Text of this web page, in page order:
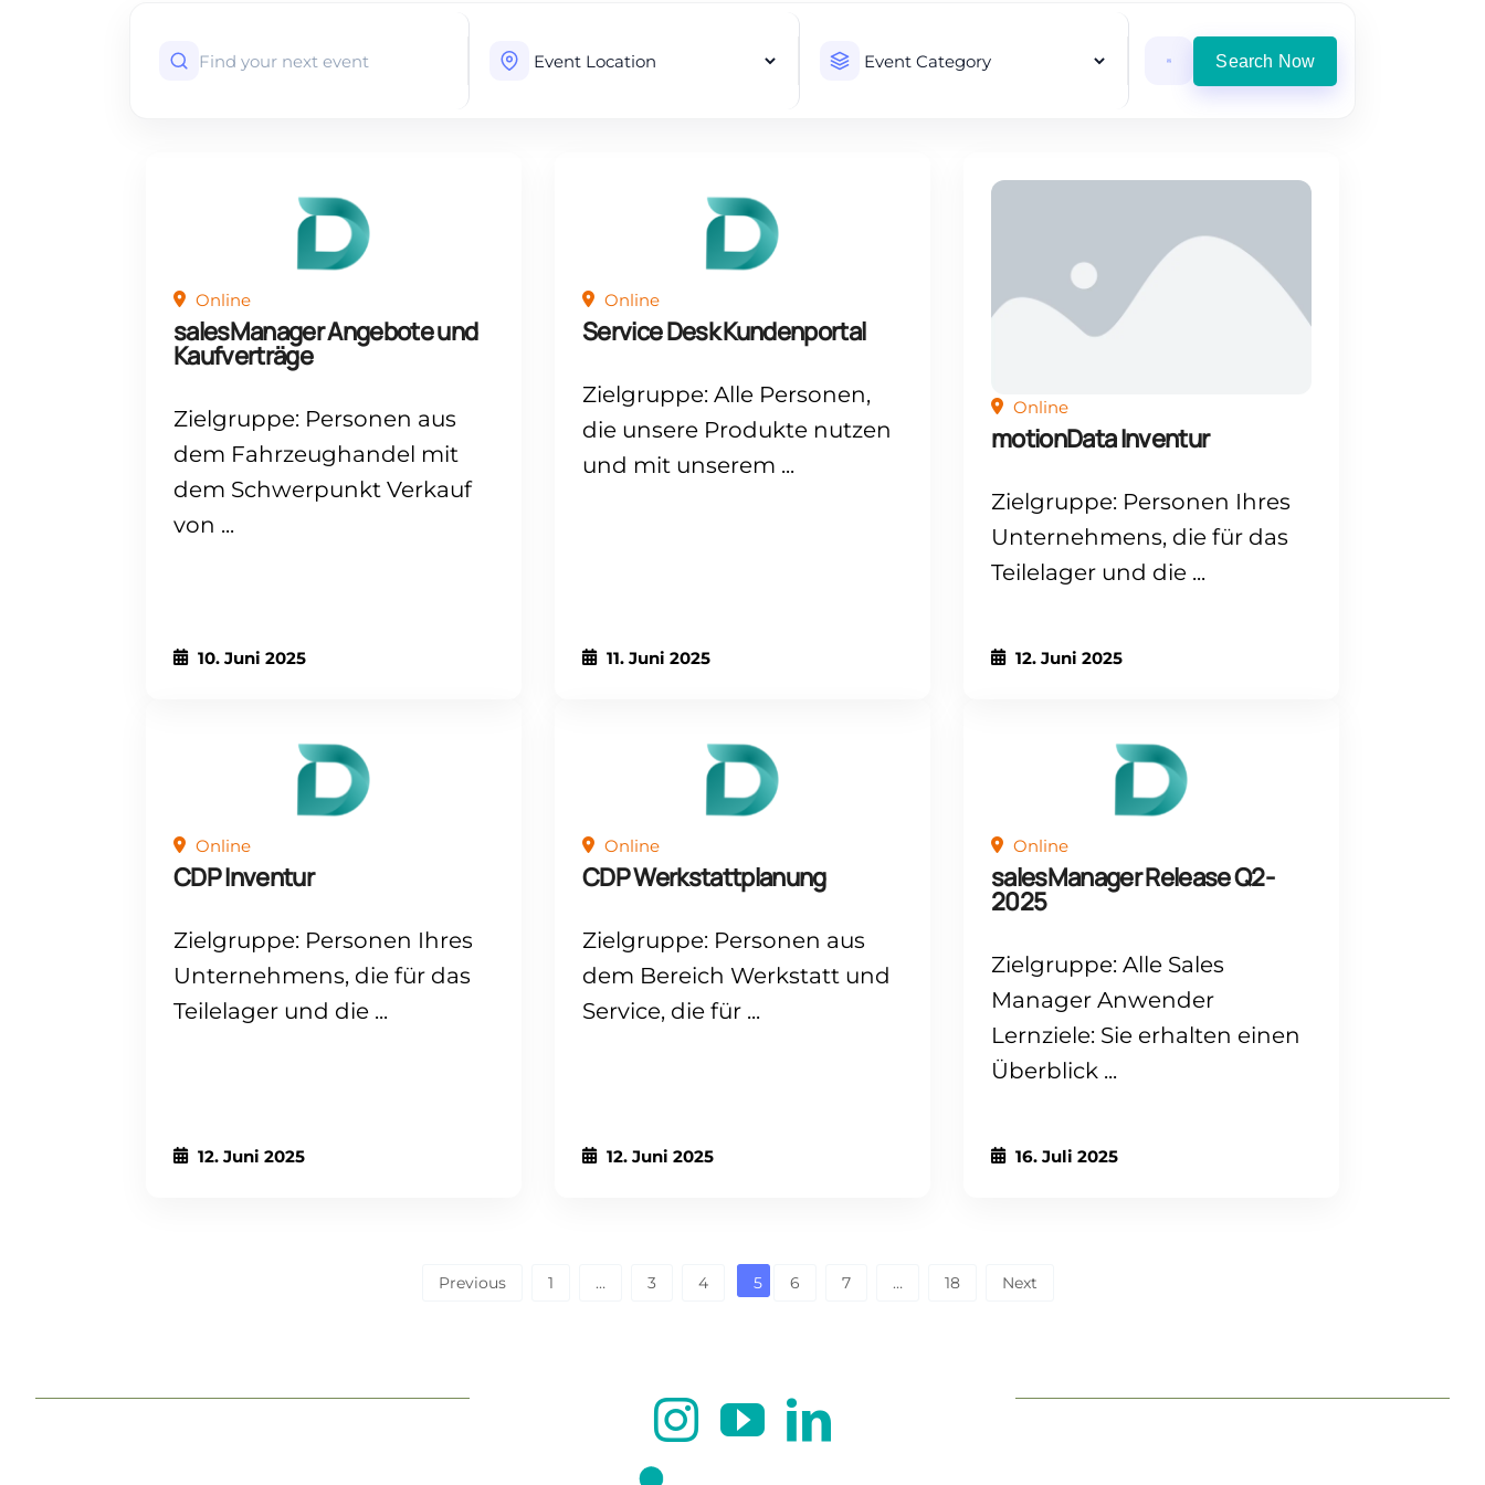
Search Now
Online
salesManager Angebote und
Kaufverträge
Zielgruppe: Personen aus
dem Fahrzeughandel mit
dem Schwerpunkt Verkauf
von ...
10. Juni 2025
Online
Service Desk Kundenportal
Zielgruppe: Alle Personen,
die unsere Produkte nutzen
und mit unserem ...
11. Juni 2025
Online
motionData Inventur
Zielgruppe: Personen Ihres
Unternehmens, die für das
Teilelager und die ...
12. Juni 2025
Online
CDP Inventur
Zielgruppe: Personen Ihres
Unternehmens, die für das
Teilelager und die ...
12. Juni 2025
Online
CDP Werkstattplanung
Zielgruppe: Personen aus
dem Bereich Werkstatt und
Service, die für ...
12. Juni 2025
Online
salesManager Release Q2-
2025
Zielgruppe: Alle Sales
Manager Anwender
Lernziele: Sie erhalten einen
Überblick ...
16. Juli 2025
der
Previous 1 … 3 4 5 6 7 … 18 Next